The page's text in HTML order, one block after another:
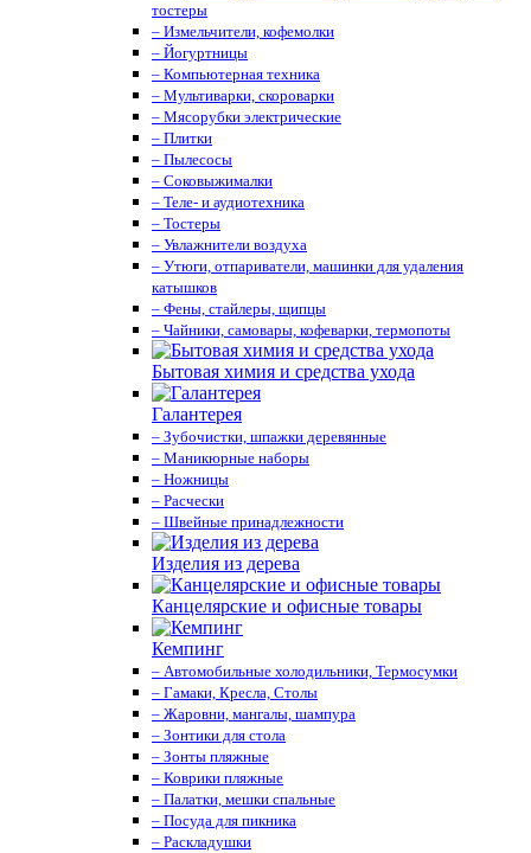
тостеры
– Измельчители, кофемолки
– Йогуртницы
– Компьютерная техника
– Мультиварки, скороварки
– Мясорубки электрические
– Плитки
– Пылесосы
– Соковыжималки
– Теле- и аудиотехника
– Тостеры
– Увлажнители воздуха
– Утюги, отпариватели, машинки для удаления
катышков
– Фены, стайлеры, щипцы
– Чайники, самовары, кофеварки, термопоты
Бытовая химия и средства ухода
Галантерея
– Зубочистки, шпажки деревянные
– Маникюрные наборы
– Ножницы
– Расчески
– Швейные принадлежности
Изделия из дерева
Канцелярские и офисные товары
Кемпинг
– Автомобильные холодильники, Термосумки
– Гамаки, Кресла, Столы
– Жаровни, мангалы, шампура
– Зонтики для стола
– Зонты пляжные
– Коврики пляжные
– Палатки, мешки спальные
– Посуда для пикника
– Раскладушки